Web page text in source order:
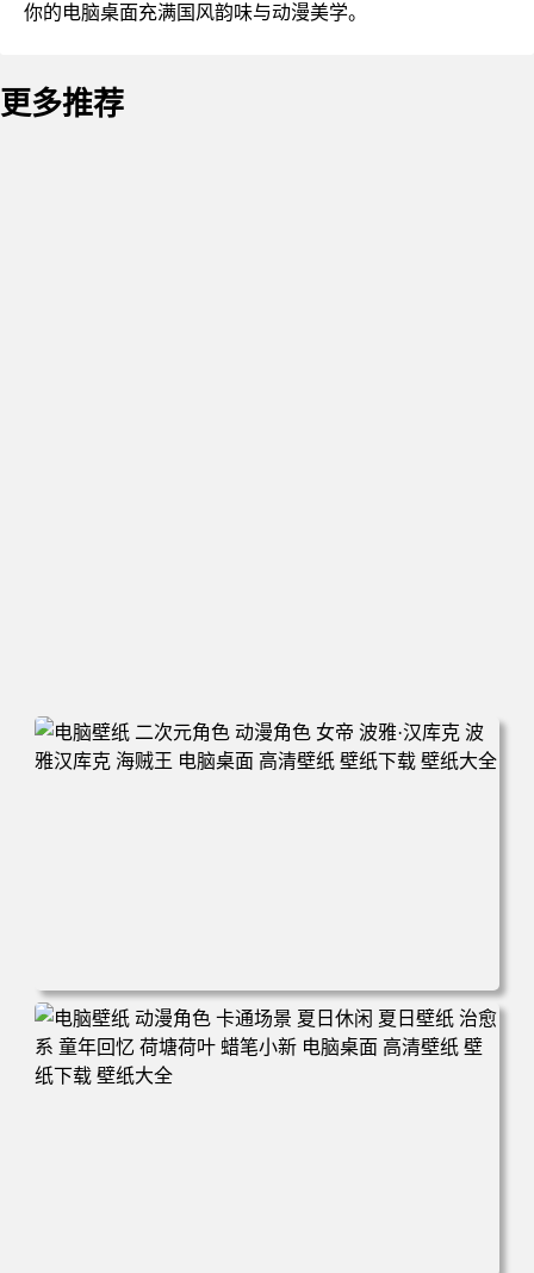
你的电脑桌面充满国风韵味与动漫美学。
更多推荐
电脑壁纸 二次元角色 动漫角色 女帝 波雅·汉库克 波雅汉库
克 海贼王 电脑桌面 高清壁纸 壁纸下载 壁纸大全